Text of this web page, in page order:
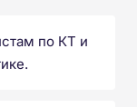
по КТ и